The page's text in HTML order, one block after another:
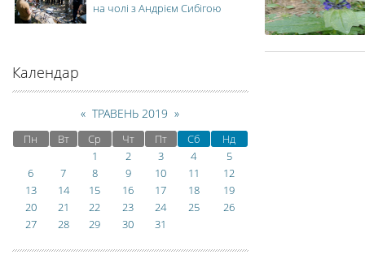
на чолі з Андрієм Сибігою
Календар
« ТРАВЕНЬ 2019 »
Пн Вт Ср Чт Пт Сб
Нд
1
2 3 4
5
6
7 8 9 10 11
12
13
14 15 16 17 18
19
20
21 22 23 24 25
26
27
28 29 30 31